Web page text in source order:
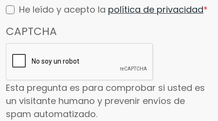
He leído y acepto la política de privacidad
CAPTCHA
Esta pregunta es para comprobar si usted es
un visitante humano y prevenir envíos de
spam automatizado.